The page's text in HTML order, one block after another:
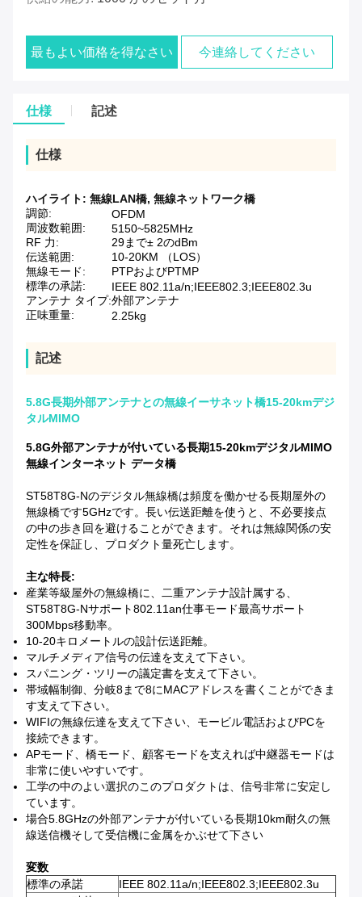
最もよい価格を得なさい 今連絡してください
仕様 記述
仕様
ハイライト: 無線LAN橋, 無線ネットワーク橋
調節:
OFDM
周波数範囲:
5150~5825MHz
RF 力:
29まで± 2のdBm
伝送範囲:
10-20KM （LOS）
無線モード:
PTPおよびPTMP
標準の承諾:
IEEE 802.11a/n;IEEE802.3;IEEE802.3u
アンテナ タイプ:外部アンテナ
正味重量:
2.25kg
記述
5.8G長期外部アンテナとの無線イーサネット橋15-20kmデジ
タルMIMO
5.8G外部アンテナが付いている長期15-20kmデジタルMIMO
無線インターネット データ橋
ST58T8G-Nのデジタル無線橋は頻度を働かせる長期屋外の
無線橋です5GHzです。長い伝送距離を使うと、不必要接点
の中の歩き回を避けることができます。それは無線関係の安
定性を保証し、プロダクト量死亡します。
主な特長:
産業等級屋外の無線橋に、二重アンテナ設計属する、
ST58T8G-Nサポート802.11an仕事モード最高サポート
300Mbps移動率。
10-20キロメートルの設計伝送距離。
マルチメディア信号の伝達を支えて下さい。
スパニング・ツリーの議定書を支えて下さい。
帯域幅制御、分岐8まで8にMACアドレスを書くことができま
す支えて下さい。
WIFIの無線伝達を支えて下さい、モービル電話およびPCを
接続できます。
APモード、橋モード、顧客モードを支えれば中継器モードは
非常に使いやすいです。
工学の中のよい選択のこのプロダクトは、信号非常に安定し
ています。
場合5.8GHzの外部アンテナが付いている長期10km耐久の無
線送信機そして受信機に金属をかぶせて下さい
変数
標準の承諾
IEEE 802.11a/n;IEEE802.3;IEEE802.3u